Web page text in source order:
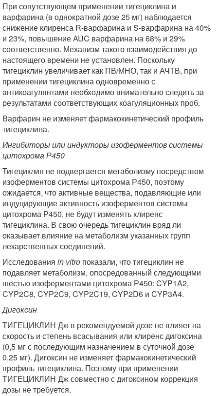
При сопутствующем применении тигециклина и
варфарина (в однократной дозе 25 мг) наблюдается
снижение клиренса R-варфарина и S-варфарина на 40%
и 23%, повышение AUC варфарина на 68% и 29%
соответственно. Механизм такого взаимодействия до
настоящего времени не установлен. Поскольку
тигециклин увеличивает как ПВ/МНО, так и АЧТВ, при
применении тигециклина одновременно с
антикоагулянтами необходимо внимательно следить за
результатами соответствующих коагуляционных проб.
Варфарин не изменяет фармакокинетический профиль
тигециклина.
Ингибиторы или индукторы изоферментов системы
цитохрома Р450
Тигециклин не подвергается метаболизму посредством
изоферментов системы цитохрома Р450, поэтому
ожидается, что активные вещества, подавляющие или
индуцирующие активность изоферментов системы
цитохрома Р450, не будут изменять клиренс
тигециклина. В свою очередь тигециклин вряд ли
оказывает влияние на метаболизм указанных групп
лекарственных соединений.
Исследования in vitro показали, что тигециклин не
подавляет метаболизм, опосредованный следующими
шестью изоферментами цитохрома Р450: CYP1A2,
CYP2C8, CYP2C9, CYP2C19, CYP2D6 и CYP3A4.
Дигоксин
ТИГЕЦИКЛИН Дж в рекомендуемой дозе не влияет на
скорость и степень всасывания или клиренс дигоксина
(0,5 мг с последующим назначением в суточной дозе
0,25 мг). Дигоксин не изменяет фармакокинетический
профиль тигециклина. Поэтому при применении
ТИГЕЦИКЛИН Дж совместно с дигоксином коррекция
дозы не требуется.